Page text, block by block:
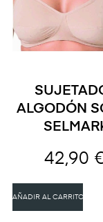
ALGODÓN
42,90 €
AÑADIR AL CARRITO